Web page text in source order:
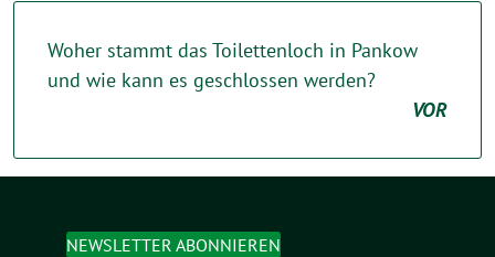
Woher stammt das Toilettenloch in Pankow
und wie kann es geschlossen werden?
VOR
NEWSLETTER ABONNIEREN